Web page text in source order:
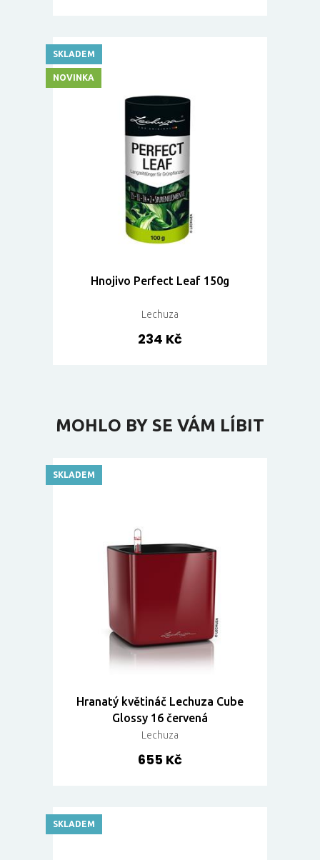
Hnojivo Perfect Leaf 150g
Lechuza
234 Kč
SKLADEM
NOVINKA
MOHLO BY SE VÁM LÍBIT
Hranatý květináč Lechuza Cube
Glossy 16 červená
Lechuza
655 Kč
SKLADEM
SKLADEM